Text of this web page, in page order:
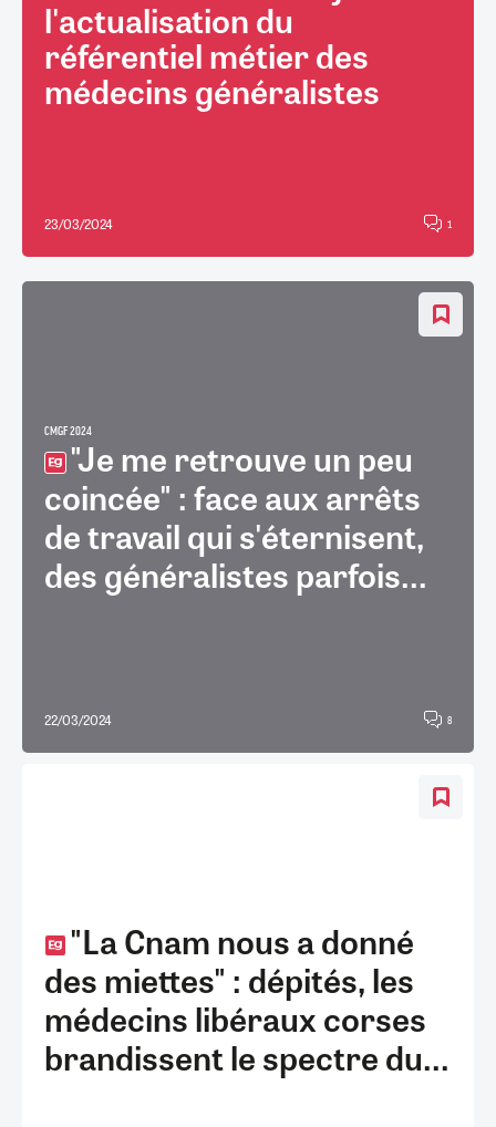
l'actualisation du
référentiel métier des
médecins généralistes
23/03/2024 1
CMGF 2024
"Je me retrouve un peu
coincée" : face aux arrêts
de travail qui s'éternisent,
des généralistes parfois...
22/03/2024 8
"La Cnam nous a donné
des miettes" : dépités, les
médecins libéraux corses
brandissent le spectre du...